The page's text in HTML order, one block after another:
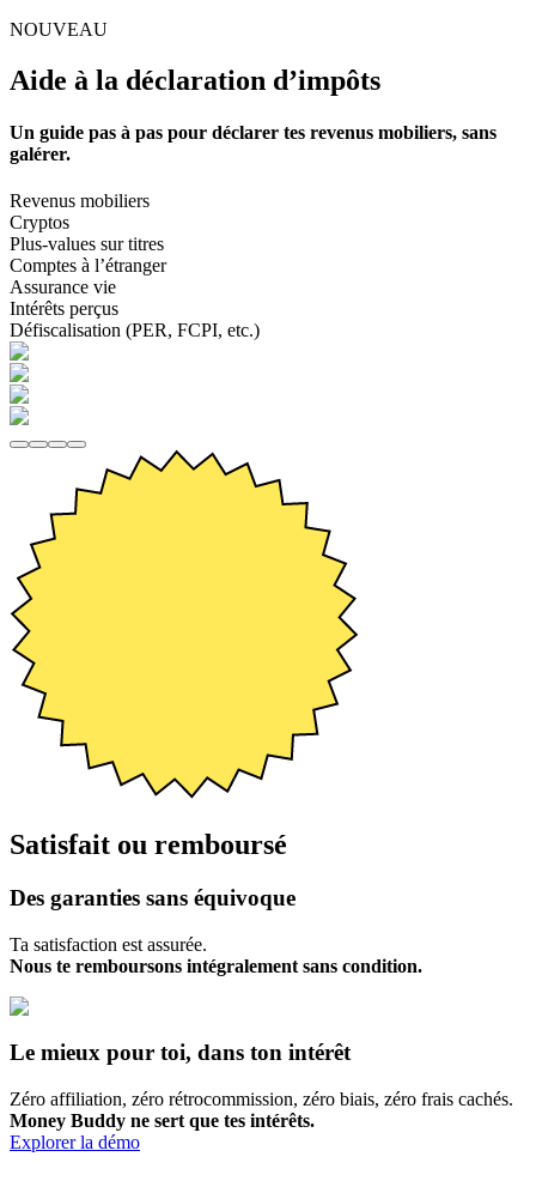
NOUVEAU
Aide à la déclaration d’impôts
Un guide pas à pas pour déclarer tes revenus mobiliers, sans
galérer.
Revenus mobiliers
Cryptos
Plus-values sur titres
Comptes à l’étranger
Assurance vie
Intérêts perçus
Défiscalisation (PER, FCPI, etc.)
Satisfait ou remboursé
Des garanties sans équivoque
Ta satisfaction est assurée.
Nous te remboursons intégralement sans condition.
Le mieux pour toi, dans ton intérêt
Zéro affiliation, zéro rétrocommission, zéro biais, zéro frais cachés.
Money Buddy ne sert que tes intérêts.
Explorer la démo